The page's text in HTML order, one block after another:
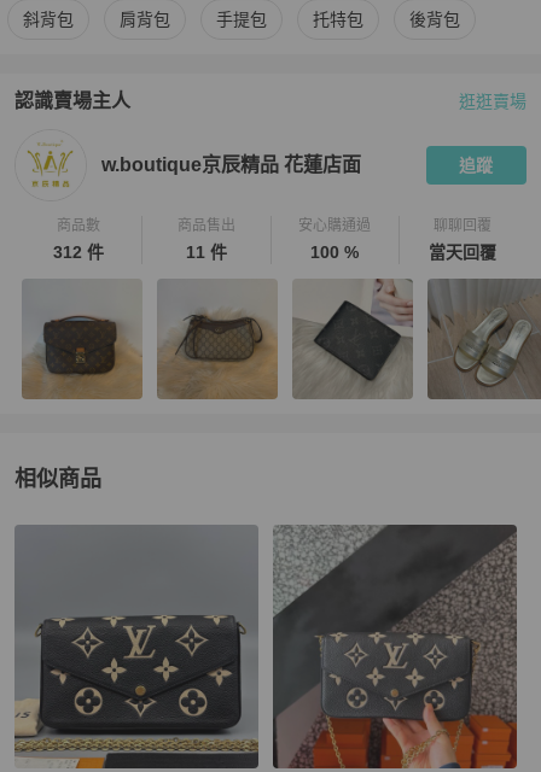
更多Louis Vuitton女包 相似商品推薦
斜背包 肩背包 手提包 托特包 後背包
認識賣場主人
PopChill 拍拍圈嚴選賣家 w.boutique京辰精品 花蓮店面介紹
逛逛賣場
w.boutique京辰精品 花蓮店面 追蹤
商品數
312 件
商品售出
11 件
安心購通過
100 %
聊聊回覆
當天回覆
相似商品
更多相似Louis Vuitton女包推薦精品